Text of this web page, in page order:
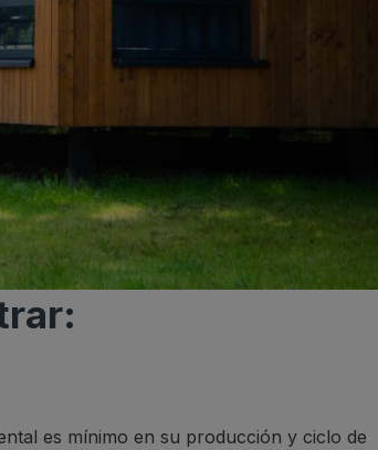
es mínimo en su producción y ciclo de